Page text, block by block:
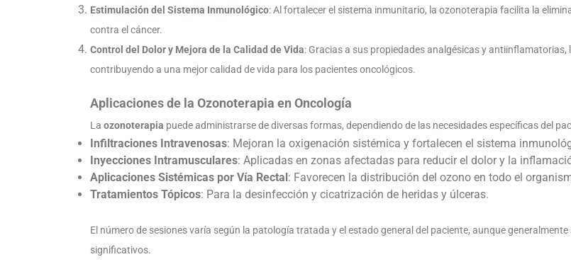
Estimulación del Sistema Inmunológico: Al fortalecer el sistema inmunitario, la ozonoterapia facilita la
contra el cáncer.
Control del Dolor y Mejora de la Calidad de Vida: Gracias a sus propiedades analgésicas y
contribuyendo a una mejor calidad de vida para los pacientes oncológicos.
Aplicaciones de la Ozonoterapia en Oncología
La ozonoterapia puede administrarse de diversas formas, dependiendo de las necesidades específicas del
Infiltraciones Intravenosas: Mejoran la oxigenación sistémica y fortalecen el sistema
Inyecciones Intramusculares: Aplicadas en zonas afectadas para reducir el dolor y la
Aplicaciones Sistémicas por Vía Rectal: Favorecen la distribución del ozono en todo el
Tratamientos Tópicos: Para la desinfección y cicatrización de heridas y úlceras.
El número de sesiones varía según la patología tratada y el estado general del paciente, aunque
significativos.